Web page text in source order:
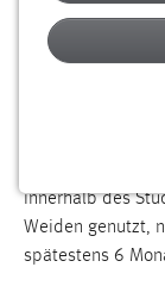
Berücksichtigung
zum Zweck der
innerhalb des
Weiden genutzt,
spätestens 6
Funktionen